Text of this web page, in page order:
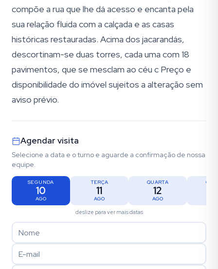
compõe a rua que lhe dá acesso e encanta pela
sua relação fluida com a calçada e as casas
históricas restauradas. Acima dos jacarandás,
descortinam-se duas torres, cada uma com 18
pavimentos, que se mesclam ao céu c Preço e
disponibilidade do imóvel sujeitos a alteração sem
aviso prévio.
Agendar visita
Selecione a data e o turno e aguarde a confirmação de nossa
equipe.
SEGUNDA
10
AGO
TERÇA
11
AGO
QUARTA
12
AGO
deslize para ver mais datas